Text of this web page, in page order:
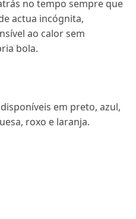
no tempo sempre que
actua incógnita,
ao calor sem
bola.
em preto, azul,
roxo e laranja.